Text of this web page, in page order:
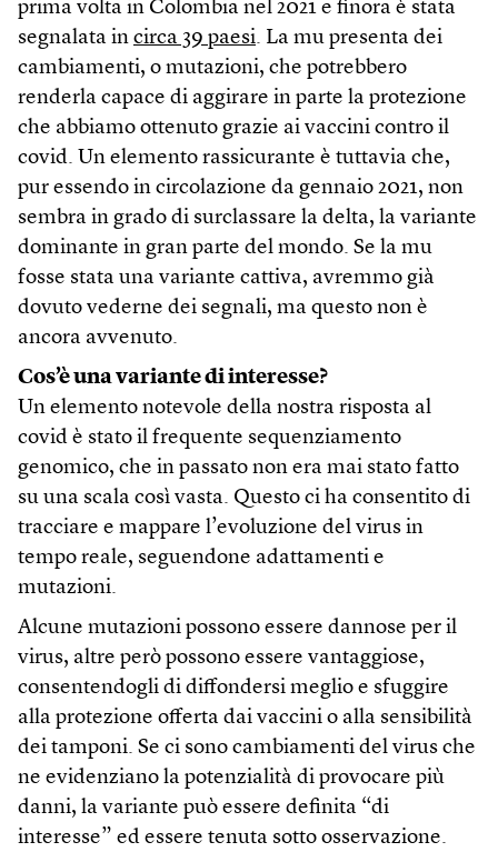
prima volta in Colombia nel 2021 e finora è stata
segnalata in circa 39 paesi. La mu presenta dei
cambiamenti, o mutazioni, che potrebbero
renderla capace di aggirare in parte la protezione
che abbiamo ottenuto grazie ai vaccini contro il
covid. Un elemento rassicurante è tuttavia che,
pur essendo in circolazione da gennaio 2021, non
sembra in grado di surclassare la delta, la variante
dominante in gran parte del mondo. Se la mu
fosse stata una variante cattiva, avremmo già
dovuto vederne dei segnali, ma questo non è
ancora avvenuto.
Cos’è una variante di interesse?
Un elemento notevole della nostra risposta al
covid è stato il frequente sequenziamento
genomico, che in passato non era mai stato fatto
su una scala così vasta. Questo ci ha consentito di
tracciare e mappare l’evoluzione del virus in
tempo reale, seguendone adattamenti e
mutazioni.
Alcune mutazioni possono essere dannose per il
virus, altre però possono essere vantaggiose,
consentendogli di diffondersi meglio e sfuggire
alla protezione offerta dai vaccini o alla sensibilità
dei tamponi. Se ci sono cambiamenti del virus che
ne evidenziano la potenzialità di provocare più
danni, la variante può essere definita “di
interesse” ed essere tenuta sotto osservazione.